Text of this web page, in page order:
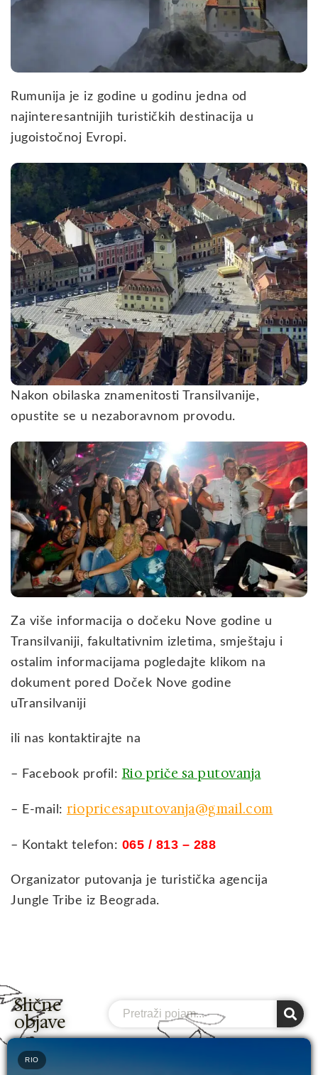
Rumunija je iz godine u godinu jedna od
najinteresantnijih turističkih destinacija u
jugoistočnoj Evropi.
Nakon obilaska znamenitosti Transilvanije,
opustite se u nezaboravnom provodu.
Za više informacija o dočeku Nove godine u
Transilvaniji, fakultativnim izletima, smještaju i
ostalim informacijama pogledajte klikom na
dokument pored Doček Nove godine
uTransilvaniji
ili nas kontaktirajte na
– Facebook profil: Rio priče sa putovanja
– E-mail: riopricesaputovanja@gmail.com
– Kontakt telefon: 065 / 813 – 288
Organizator putovanja je turistička agencija
Jungle Tribe iz Beograda.
Slične
objave
Search
RIO